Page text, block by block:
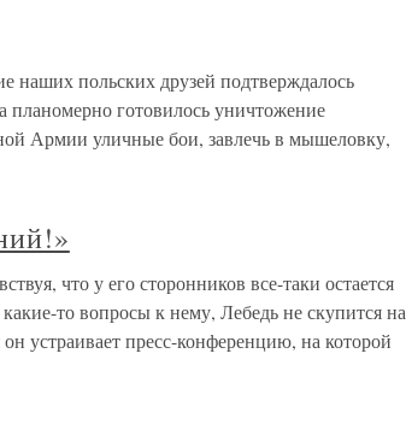
польских друзей подтверждалось
готовилось уничтожение
Армии уличные бои, завлечь в мышеловку,
что у его сторонников все-таки остается
то вопросы к нему, Лебедь не скупится на
устраивает пресс-конференцию, на которой